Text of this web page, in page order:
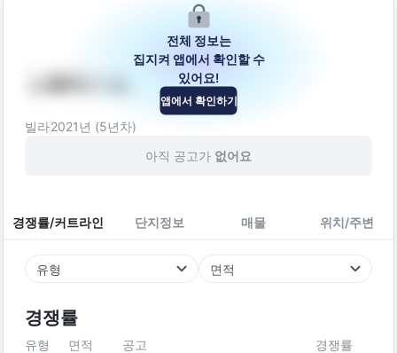
노블레스빌
경기도 부천시 소사구 성주로 179
빌라2021년 (5년차)
아직 공고가 없어요
경쟁률/커트라인 단지정보 매물 위치/주변
유형 면적
경쟁률
전체 정보는
집지켜 앱에서 확인할 수
있어요!
앱에서 확인하기
유형 면적 공고 경쟁률